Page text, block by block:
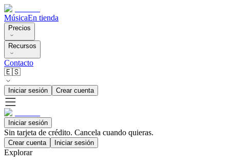
MúsicaEn tienda
Precios
Recursos
Contacto
🇪🇸
Iniciar sesión Crear cuenta
Iniciar sesión
Sin tarjeta de crédito. Cancela cuando quieras.
Crear cuenta Iniciar sesión
Explorar